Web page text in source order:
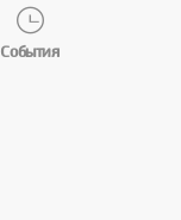
События